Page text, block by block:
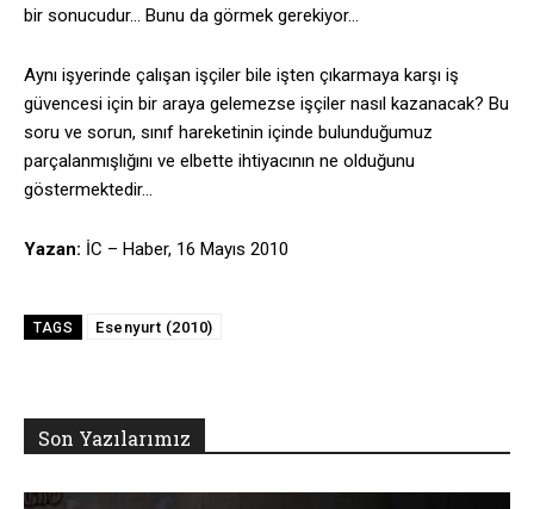
bir sonucudur… Bunu da görmek gerekiyor…
Aynı işyerinde çalışan işçiler bile işten çıkarmaya karşı iş
güvencesi için bir araya gelemezse işçiler nasıl kazanacak? Bu
soru ve sorun, sınıf hareketinin içinde bulunduğumuz
parçalanmışlığını ve elbette ihtiyacının ne olduğunu
göstermektedir…
Yazan: İC – Haber, 16 Mayıs 2010
TAGS Esenyurt (2010)
Son Yazılarımız